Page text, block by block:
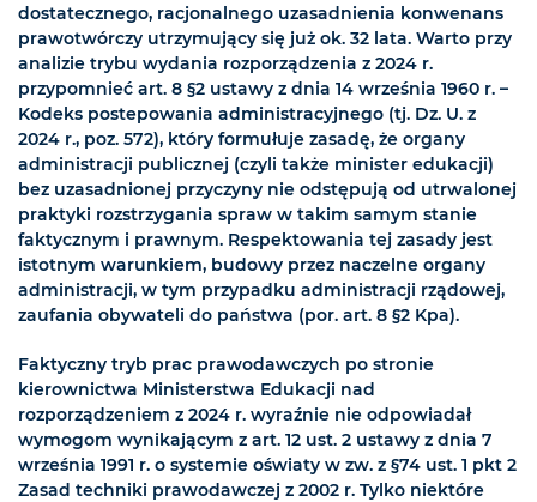
dostatecznego, racjonalnego uzasadnienia konwenans
prawotwórczy utrzymujący się już ok. 32 lata. Warto przy
analizie trybu wydania rozporządzenia z 2024 r.
przypomnieć art. 8 §2 ustawy z dnia 14 września 1960 r. –
Kodeks postepowania administracyjnego (tj. Dz. U. z
2024 r., poz. 572), który formułuje zasadę, że organy
administracji publicznej (czyli także minister edukacji)
bez uzasadnionej przyczyny nie odstępują od utrwalonej
praktyki rozstrzygania spraw w takim samym stanie
faktycznym i prawnym. Respektowania tej zasady jest
istotnym warunkiem, budowy przez naczelne organy
administracji, w tym przypadku administracji rządowej,
zaufania obywateli do państwa (por. art. 8 §2 Kpa).
Faktyczny tryb prac prawodawczych po stronie
kierownictwa Ministerstwa Edukacji nad
rozporządzeniem z 2024 r. wyraźnie nie odpowiadał
wymogom wynikającym z art. 12 ust. 2 ustawy z dnia 7
września 1991 r. o systemie oświaty w zw. z §74 ust. 1 pkt 2
Zasad techniki prawodawczej z 2002 r. Tylko niektóre